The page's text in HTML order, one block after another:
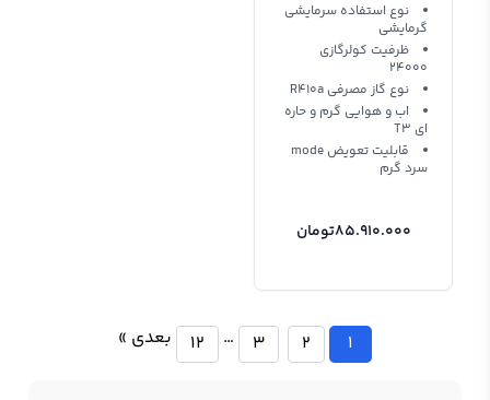
نوع استفاده سرمایشی
گرمایشی
ظرفیت کولرگازی
24000
نوع گاز مصرفی R410a
اب و هوایی گرم و حاره
ای T3
قابلیت تعویض mode
سرد گرم
85.910.000تومان
1
2
3
…
12 بعدی »